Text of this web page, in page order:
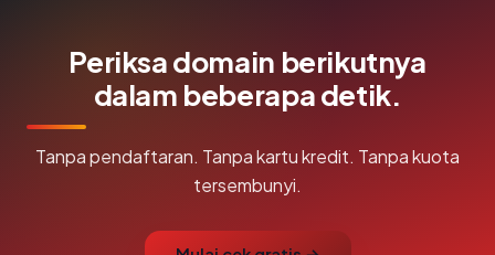
Periksa domain berikutnya
dalam beberapa detik.
Tanpa pendaftaran. Tanpa kartu kredit. Tanpa kuota
tersembunyi.